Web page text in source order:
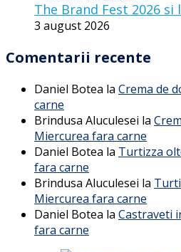
The Brand Fest 2026 si
3 august 2026
Comentarii recente
Daniel Botea la Crema de
carne
Brindusa Aluculesei la
Miercurea fara carne
Daniel Botea la Turtizza
fara carne
Brindusa Aluculesei la
Miercurea fara carne
Daniel Botea la Castraveti
fara carne